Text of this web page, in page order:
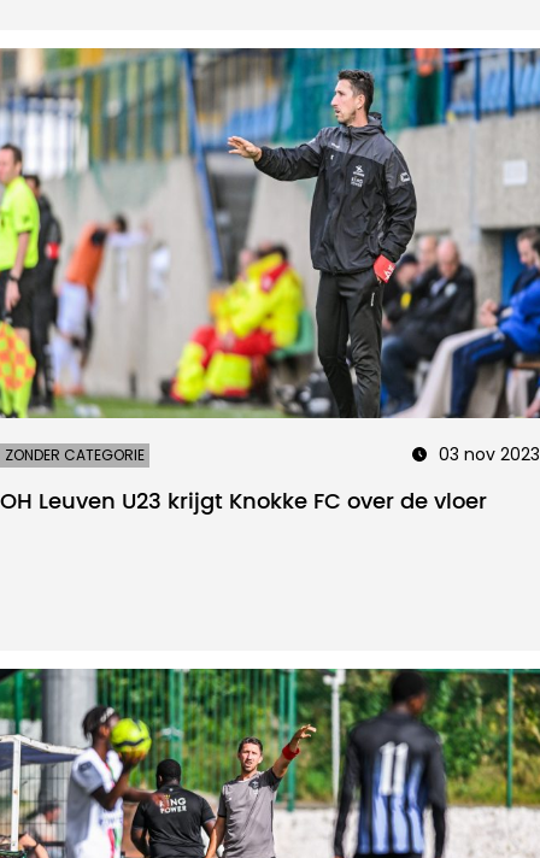
ZONDER CATEGORIE 03 nov 2023
OH Leuven U23 krijgt Knokke FC over de vloer